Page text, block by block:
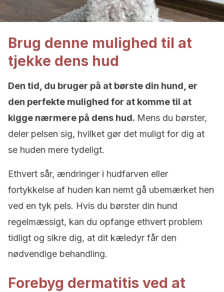
Brug denne mulighed til at
tjekke dens hud
Den tid, du bruger på at børste din hund, er
den perfekte mulighed for at komme til at
kigge nærmere på dens hud. Mens du børster,
deler pelsen sig, hvilket gør det muligt for dig at
se huden mere tydeligt.
Ethvert sår, ændringer i hudfarven eller
fortykkelse af huden kan nemt gå ubemærket hen
ved en tyk pels. Hvis du børster din hund
regelmæssigt, kan du opfange ethvert problem
tidligt og sikre dig, at dit kæledyr får den
nødvendige behandling.
Forebyg dermatitis ved at